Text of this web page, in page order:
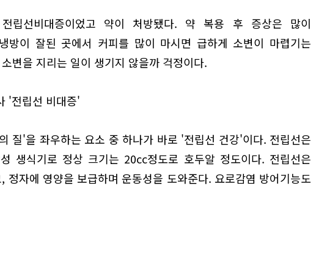
립선비대증이었고 약이 처방됐다. 약 복용 후 증상은 많이
방이 잘된 곳에서 커피를 많이 마시면 급하게 소변이 마렵기는
변을 지리는 일이 생기지 않을까 걱정이다.
'전립선 비대증'
질'을 좌우하는 요소 중 하나가 바로 '전립선 건강'이다. 전립선은
생식기로 정상 크기는 20cc정도로 호두알 정도이다. 전립선은
정자에 영양을 보급하며 운동성을 도와준다. 요로감염 방어기능도